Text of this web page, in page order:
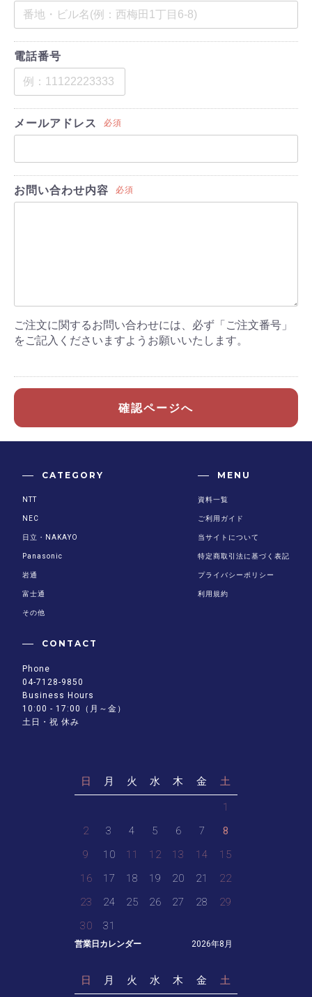
電話番号
メールアドレス 必須
お問い合わせ内容 必須
ご注文に関するお問い合わせには、必ず「ご注文番号」
をご記入くださいますようお願いいたします。
確認ページへ
営業日カレンダー 2026年8月
日 月 火 水 木 金 土
1
2
3 4 5 6 7
8
9
10 11 12 13 14
15
16
17 18 19 20 21
22
23
24 25 26 27 28
29
30
31
日 月 火 水 木 金 土
CATEGORY
NTT
NEC
日立・NAKAYO
Panasonic
岩通
富士通
その他
MENU
資料一覧
ご利用ガイド
当サイトについて
特定商取引法に基づく表記
プライバシーポリシー
利用規約
CONTACT
Phone
04-7128-9850
Business Hours
10:00 - 17:00（月～金）
土日・祝 休み